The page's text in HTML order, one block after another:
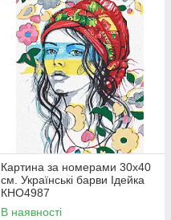
Картина за номерами 30х40
см. Українські барви Ідейка
КНО4987
В наявності